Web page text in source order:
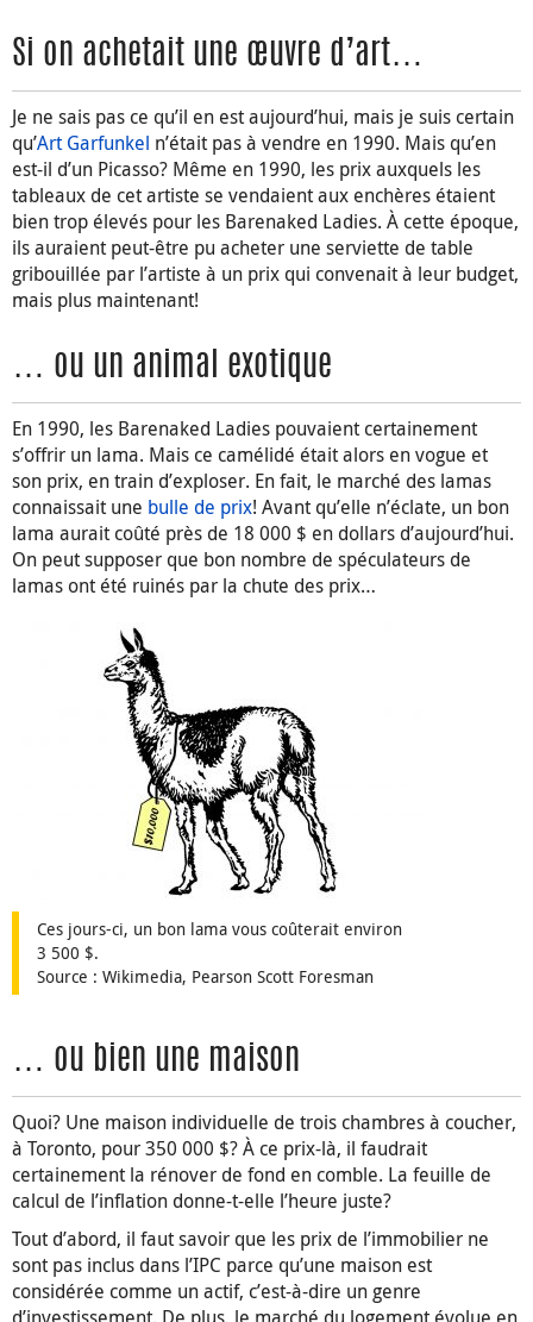
Si on achetait une œuvre d’art…
Je ne sais pas ce qu’il en est aujourd’hui, mais je suis certain
qu’Art Garfunkel n’était pas à vendre en 1990. Mais qu’en
est-il d’un Picasso? Même en 1990, les prix auxquels les
tableaux de cet artiste se vendaient aux enchères étaient
bien trop élevés pour les Barenaked Ladies. À cette époque,
ils auraient peut-être pu acheter une serviette de table
gribouillée par l’artiste à un prix qui convenait à leur budget,
mais plus maintenant!
… ou un animal exotique
En 1990, les Barenaked Ladies pouvaient certainement
s’offrir un lama. Mais ce camélidé était alors en vogue et
son prix, en train d’exploser. En fait, le marché des lamas
connaissait une bulle de prix! Avant qu’elle n’éclate, un bon
lama aurait coûté près de 18 000 $ en dollars d’aujourd’hui.
On peut supposer que bon nombre de spéculateurs de
lamas ont été ruinés par la chute des prix…
Ces jours-ci, un bon lama vous coûterait environ
3 500 $.
Source : Wikimedia, Pearson Scott Foresman
… ou bien une maison
Quoi? Une maison individuelle de trois chambres à coucher,
à Toronto, pour 350 000 $? À ce prix-là, il faudrait
certainement la rénover de fond en comble. La feuille de
calcul de l’inflation donne-t-elle l’heure juste?
Tout d’abord, il faut savoir que les prix de l’immobilier ne
sont pas inclus dans l’IPC parce qu’une maison est
considérée comme un actif, c’est-à-dire un genre
d’investissement. De plus, le marché du logement évolue en